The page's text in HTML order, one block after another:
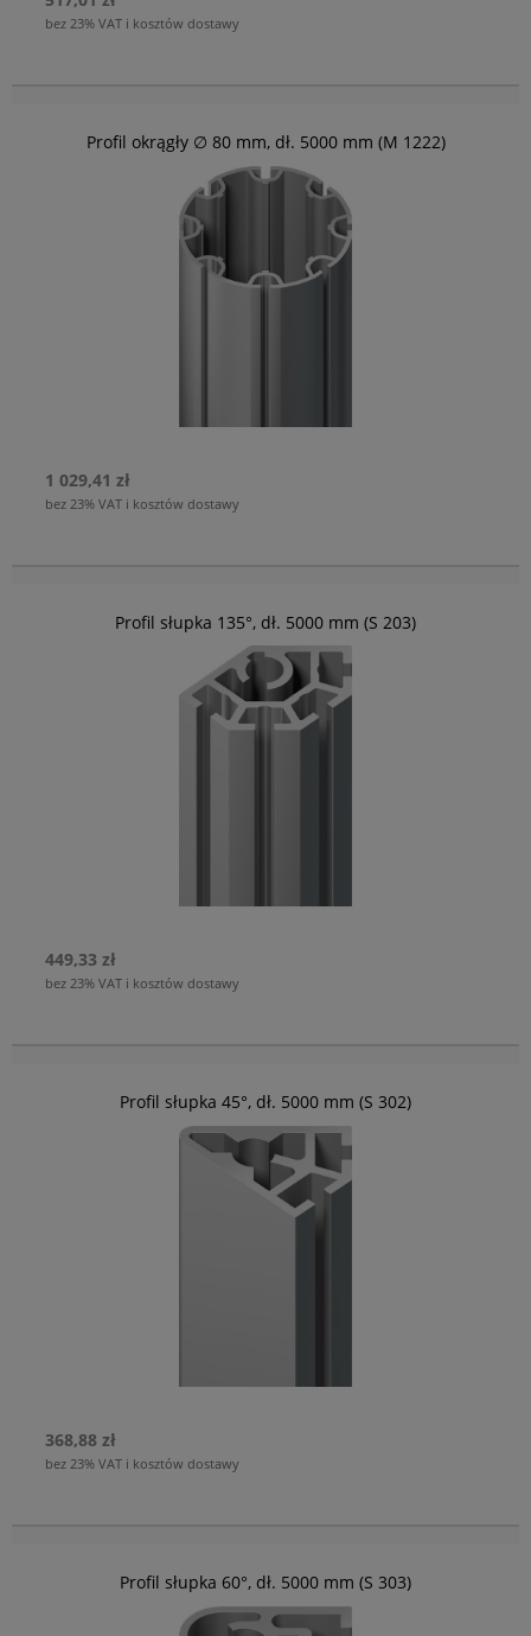
bez 23% VAT i kosztów dostawy
Profil okrągły ∅ 80 mm, dł. 5000 mm (M 1222)
1 029,41 zł
bez 23% VAT i kosztów dostawy
Profil słupka 135°, dł. 5000 mm (S 203)
449,33 zł
bez 23% VAT i kosztów dostawy
Profil słupka 45°, dł. 5000 mm (S 302)
368,88 zł
bez 23% VAT i kosztów dostawy
Profil słupka 60°, dł. 5000 mm (S 303)